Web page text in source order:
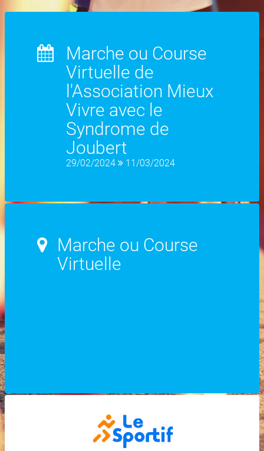
Marche ou Course
Virtuelle de
l'Association Mieux
Vivre avec le
Syndrome de
Joubert
29/02/2024 11/03/2024
Marche ou Course
Virtuelle